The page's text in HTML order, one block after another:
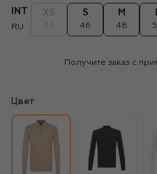
INT
RU
S
46
M
48
Получите заказ с
Цвет